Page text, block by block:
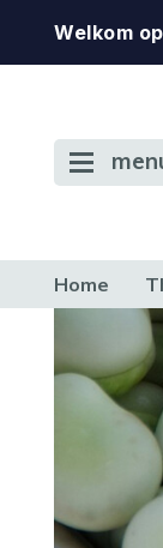
Welkom
Home
CONSUMENT
TERUG NAAR